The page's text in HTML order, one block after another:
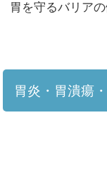
胃を守るバリア
胃炎・胃潰瘍